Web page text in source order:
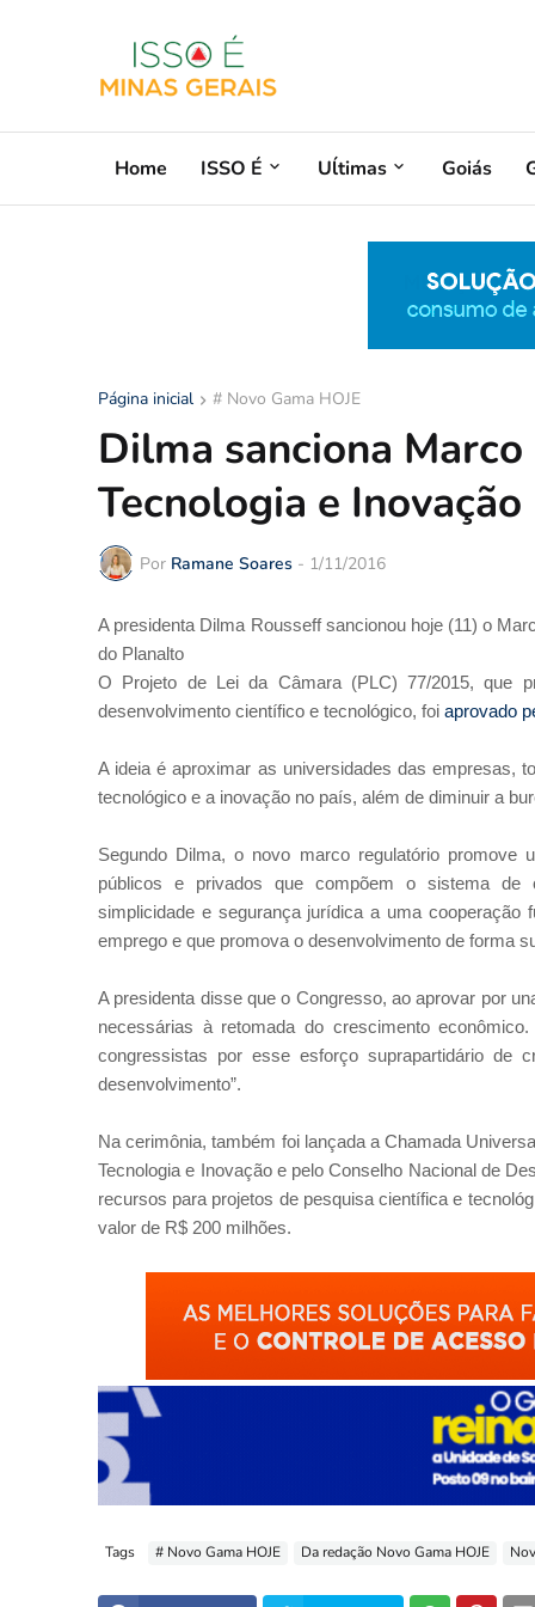
Home ISSO É Uĺtimas Goiás
Página inicial # Novo Gama HOJE
Dilma sanciona
Tecnologia e Inovação
Por Ramane Soares - 1/11/2016
A presidenta Dilma Rousseff sancionou hoje (11) o
do Planalto
O Projeto de Lei da Câmara (PLC) 77/2015, que
desenvolvimento científico e tecnológico, foi aprovado
A ideia é aproximar as universidades das empresas,
tecnológico e a inovação no país, além de diminuir a
Segundo Dilma, o novo marco regulatório promove
públicos e privados que compõem o sistema de
simplicidade e segurança jurídica a uma
emprego e que promova o desenvolvimento de forma
A presidenta disse que o Congresso, ao aprovar por
necessárias à retomada do crescimento
congressistas por esse esforço suprapartidário
desenvolvimento”.
Na cerimônia, também foi lançada a Chamada
Tecnologia e Inovação e pelo Conselho Nacional de
recursos para projetos de pesquisa científica e
valor de R$ 200 milhões.
Tags # Novo Gama HOJE Da redação Novo Gama HOJE